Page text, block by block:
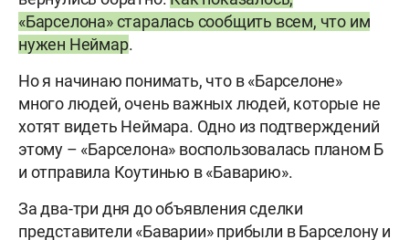
«Барселона» старалась сообщить всем, что им
нужен Неймар.
Но я начинаю понимать, что в «Барселоне»
много людей, очень важных людей, которые не
хотят видеть Неймара. Одно из подтверждений
этому – «Барселона» воспользовалась планом Б
и отправила Коутинью в «Баварию».
За два-три дня до объявления сделки
представители «Баварии» прибыли в Барселону и